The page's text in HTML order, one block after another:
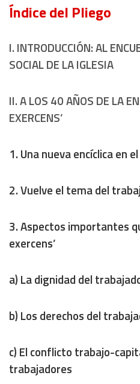
Índice del Pliego
I. INTRODUCCIÓN: AL
SOCIAL DE LA IGLESIA
II. A LOS 40 AÑOS DE LA
EXERCENS’
1. Una nueva encíclica en
2.Vuelve el tema del
3.Aspectos importantes
exercens’
a) La dignidad del
b) Los derechos del
c) El conflicto trabajo-
trabajadores